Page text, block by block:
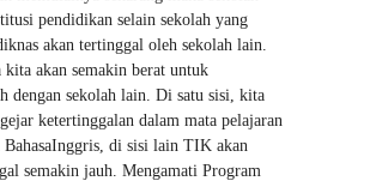
pendidikan selain sekolah yang
akan tertinggal oleh sekolah lain.
akan semakin berat untuk
dengan sekolah lain. Di satu sisi, kita
ketertinggalan dalam mata pelajaran
BahasaInggris, di sisi lain TIK akan
semakin jauh. Mengamati Program